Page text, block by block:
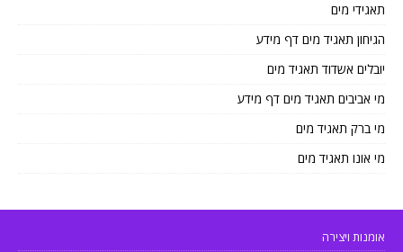
תאגידי מים
הגיחון תאגיד מים דף מידע
יובלים אשדוד תאגיד מים
מי אביבים תאגיד מים דף מידע
מי ברק תאגיד מים
מי אונו תאגיד מים
אומנות ויצירה